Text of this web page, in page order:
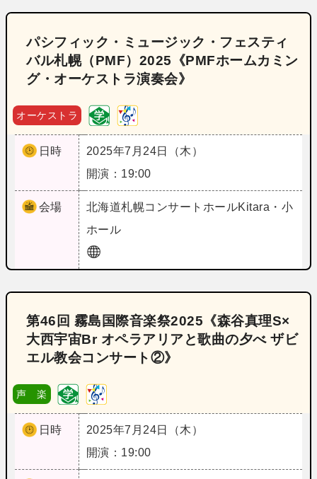
パシフィック・ミュージック・フェスティ
バル札幌（PMF）2025《PMFホームカミン
グ・オーケストラ演奏会》
オーケストラ
日時
2025年7月24日（木）
開演：19:00
会場 北海道札幌コンサートホールKitara・小
ホール
第46回 霧島国際音楽祭2025《森谷真理S×
大西宇宙Br オペラアリアと歌曲の夕べ ザビ
エル教会コンサート②》
声 楽
日時
2025年7月24日（木）
開演：19:00